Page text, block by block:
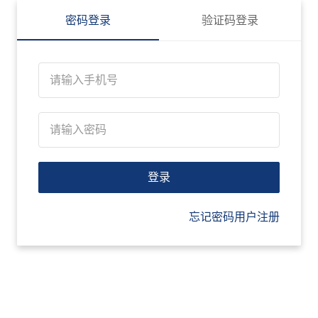
密码登录 验证码登录
登录
忘记密码用户注册